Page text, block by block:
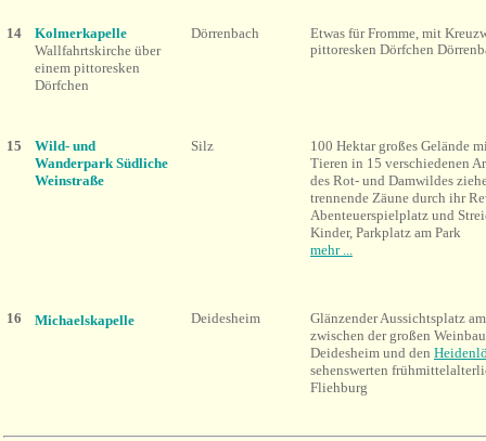
14
Kolmerkapelle
Wallfahrtskirche über
einem pittoresken
Dörfchen
Dörrenbach
Etwas für Fromme, mit
pittoresken Dörfchen
15
Wild- und
Wanderpark Südliche
Weinstraße
Silz
100 Hektar großes Gelände
Tieren in 15 verschiedenen
des Rot- und Damwildes
trennende Zäune durch ihr
Abenteuerspielplatz und
Kinder, Parkplatz am Park
mehr ...
16 Michaelskapelle Deidesheim
Glänzender Aussichtsplatz
zwischen der großen
Deidesheim und den
sehenswerten
Fliehburg